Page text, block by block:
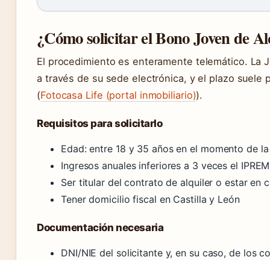
¿Cómo solicitar el Bono Joven de
El procedimiento es enteramente telemático. La
a través de su sede electrónica, y el plazo suele
(Fotocasa Life (portal inmobiliario)).
Requisitos para solicitarlo
Edad: entre 18 y 35 años en el momento de
Ingresos anuales inferiores a 3 veces el
Ser titular del contrato de alquiler o estar en
Tener domicilio fiscal en Castilla y León
Documentación necesaria
DNI/NIE del solicitante y, en su caso, de los